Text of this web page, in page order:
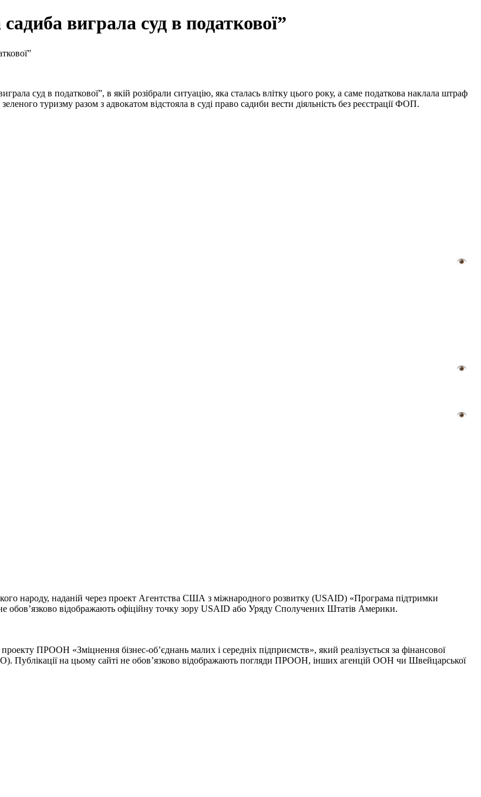
виграла суд в податкової”
суд в податкової”, в якій розібрали ситуацію, яка сталась влітку цього року, а саме податкова наклала штраф
туризму разом з адвокатом відстояла в суді право садиби вести діяльність без реєстрації ФОП.
народу, наданій через проект Агентства США з міжнародного розвитку (USAID) «Програма підтримки
обов’язково відображають офіційну точку зору USAID або Уряду Сполучених Штатів Америки.
ПРООН «Зміцнення бізнес-об’єднань малих і середніх підприємств», який реалізується за фінансової
Публікації на цьому сайті не обов’язково відображають погляди ПРООН, інших агенцій ООН чи Швейцарської